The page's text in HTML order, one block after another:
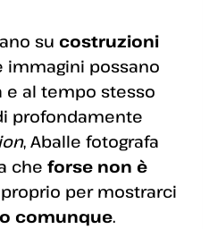
su costruzioni
immagini possano
e al tempo stesso
profondamente
, Aballe fotografa
che forse non è
proprio per mostrarci
comunque.